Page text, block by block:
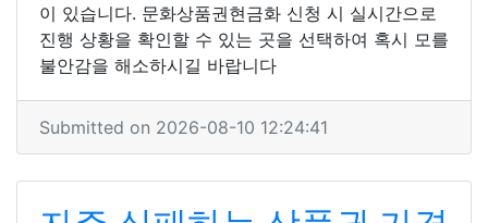
이 있습니다. 문화상품권현금화 신청 시 실시간으로
진행 상황을 확인할 수 있는 곳을 선택하여 혹시 모를
불안감을 해소하시길 바랍니다
Submitted on 2026-08-10 12:24:41